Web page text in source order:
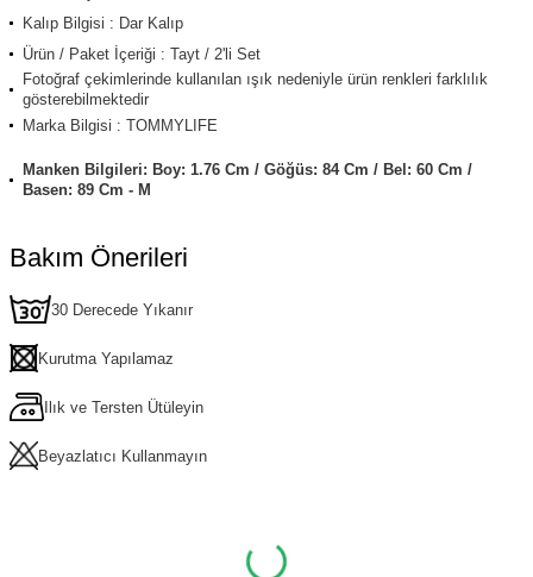
Kalıp Bilgisi : Dar Kalıp
Ürün / Paket İçeriği : Tayt / 2'li Set
Fotoğraf çekimlerinde kullanılan ışık nedeniyle ürün renkleri farklılık
gösterebilmektedir
Marka Bilgisi : TOMMYLIFE
Manken Bilgileri: Boy: 1.76 Cm / Göğüs: 84 Cm / Bel: 60 Cm /
Basen: 89 Cm - M
Bakım Önerileri
30 Derecede Yıkanır
Kurutma Yapılamaz
Ilık ve Tersten Ütüleyin
Beyazlatıcı Kullanmayın